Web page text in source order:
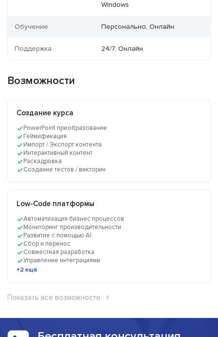
Windows
Обучение Персонально, Онлайн
Поддержка 24/7, Онлайн
Возможности
Создание курса
PowerPoint преобразование
Геймификация
Импорт / Экспорт контента
Интерактивный контент
Раскадровка
Создание тестов / викторин
Low-Code платформы
Автоматизация бизнес процессов
Мониторинг производительности
Развитие с помощью AI
Сбор и перенос
Совместная разработка
Управление интеграциями
+2 ещё
Показать все возможности